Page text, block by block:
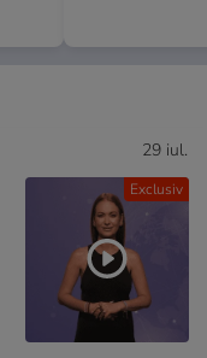
Exclusiv
29 iul.